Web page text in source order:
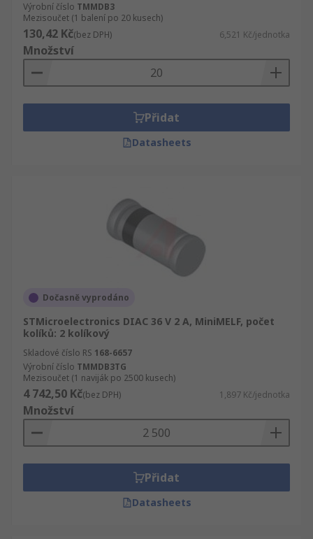
Výrobní číslo TMMDB3
Mezisoučet (1 balení po 20 kusech)
130,42 Kč(bez DPH) 6,521 Kč/jednotka
Množství
Přidat
Datasheets
Dočasně vyprodáno
STMicroelectronics DIAC 36 V 2 A, MiniMELF, počet
kolíků: 2 kolíkový
Skladové číslo RS 168-6657
Výrobní číslo TMMDB3TG
Mezisoučet (1 naviják po 2500 kusech)
4 742,50 Kč(bez DPH) 1,897 Kč/jednotka
Množství
Přidat
Datasheets